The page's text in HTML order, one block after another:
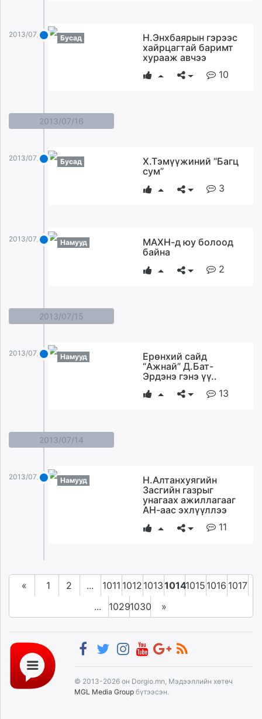
2013/07/17 Бусад
Н.Энхбаярын гэрээс
хайрцагтай баримт
хурааж авчээ
10
2013/07/16
2013/07/16 Бусад
Х.Тэмүүжиний “Багц
сум”
3
2013/07/16 Намууд
МАХН-д юу болоод
байна
2
2013/07/15
2013/07/15 Намууд
Ерөнхий сайд
“Aжнай” Д.Бат-
Эрдэнэ гэнэ үү..
13
2013/07/14
2013/07/14 Намууд
Н.Алтанхуягийн
Засгийн газрыг
унагаах ажиллагааг
АН-аас эхлүүллээ
11
« 1 2 ... 1011 1012 101310141015 1016 1017
...
10291030 »
© 2013-2026 он Dorgio.mn, Мэдээллийн хөтөч
MGL Media Group бүтээсэн.